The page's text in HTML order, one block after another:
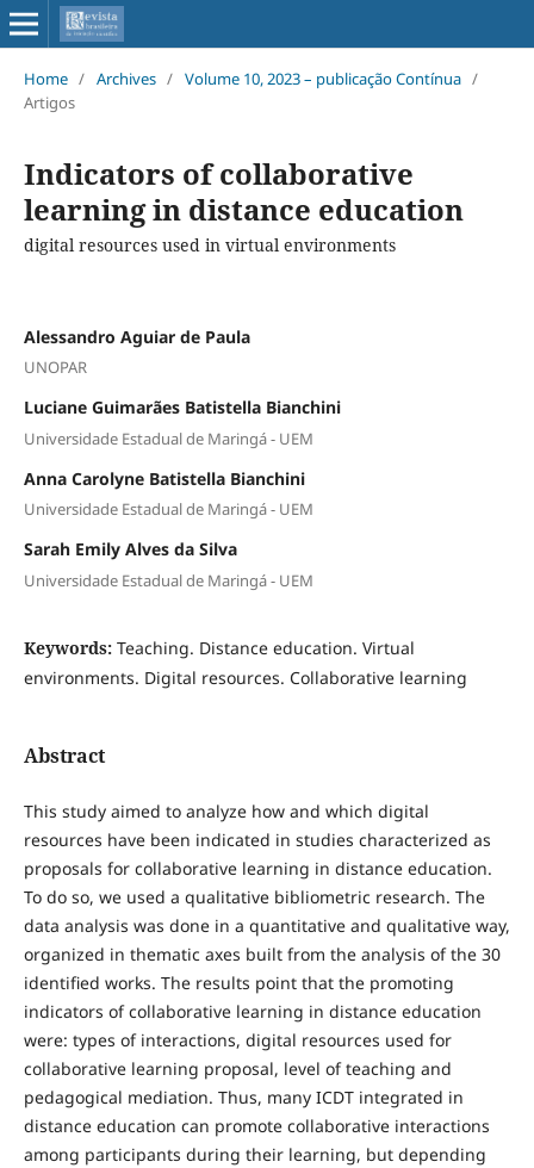
Home / Archives / Volume 10, 2023 – publicação Contínua /
Artigos
Indicators of collaborative
learning in distance education
digital resources used in virtual environments
Alessandro Aguiar de Paula
UNOPAR
Luciane Guimarães Batistella Bianchini
Universidade Estadual de Maringá - UEM
Anna Carolyne Batistella Bianchini
Universidade Estadual de Maringá - UEM
Sarah Emily Alves da Silva
Universidade Estadual de Maringá - UEM
Keywords: Teaching. Distance education. Virtual
environments. Digital resources. Collaborative learning
Abstract
This study aimed to analyze how and which digital
resources have been indicated in studies characterized as
proposals for collaborative learning in distance education.
To do so, we used a qualitative bibliometric research. The
data analysis was done in a quantitative and qualitative way,
organized in thematic axes built from the analysis of the 30
identified works. The results point that the promoting
indicators of collaborative learning in distance education
were: types of interactions, digital resources used for
collaborative learning proposal, level of teaching and
pedagogical mediation. Thus, many ICDT integrated in
distance education can promote collaborative interactions
among participants during their learning, but depending